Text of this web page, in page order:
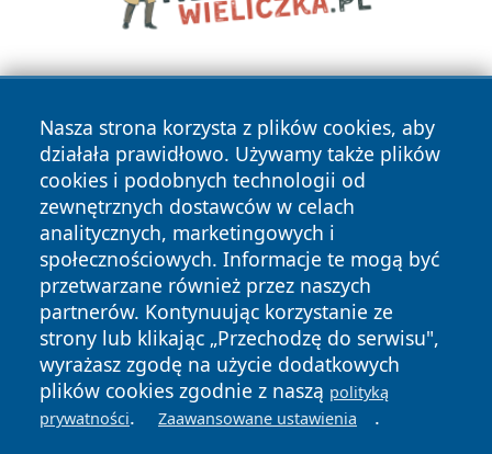
Nasza strona korzysta z plików cookies, aby
działała prawidłowo. Używamy także plików
cookies i podobnych technologii od
zewnętrznych dostawców w celach
analitycznych, marketingowych i
społecznościowych. Informacje te mogą być
przetwarzane również przez naszych
partnerów. Kontynuując korzystanie ze
strony lub klikając „Przechodzę do serwisu",
wyrażasz zgodę na użycie dodatkowych
plików cookies zgodnie z naszą polityką
prywatności. Zaawansowane ustawienia .
Copyright © 2026 pulsbydgoszczy.pl Wszystkie prawa
zastrzeżone.
News Autorzy
Polityka
Prywatności
Polityka
Cookies